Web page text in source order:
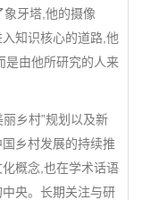
牙塔,他的摄像
知识核心的道路,他
是由他所研究的人来
乡村”规划以及新
乡村发展的持续推
概念,也在学术话语
央。长期关注与研